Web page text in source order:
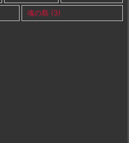
魂の島 (3)